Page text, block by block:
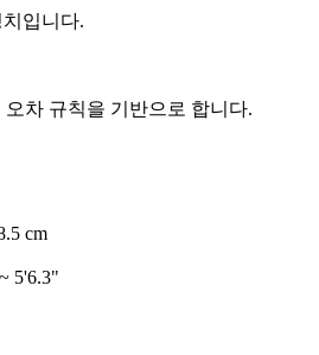
입니다.
차 규칙을 기반으로 합니다.
cm
~ 5'6.3"